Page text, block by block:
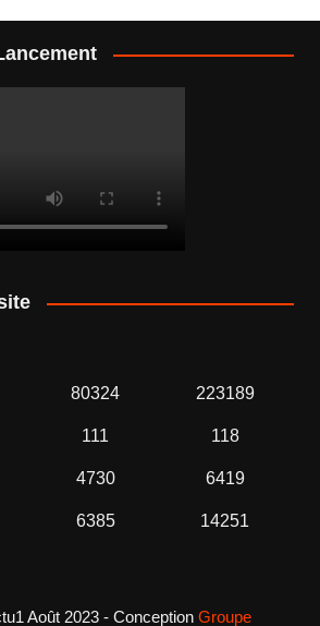
80324 223189
111 118
4730 6419
6385 14251
Août 2023 - Conception Groupe